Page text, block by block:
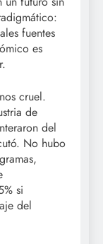
fuentes
es
cruel.
de
del
No hubo
si
del